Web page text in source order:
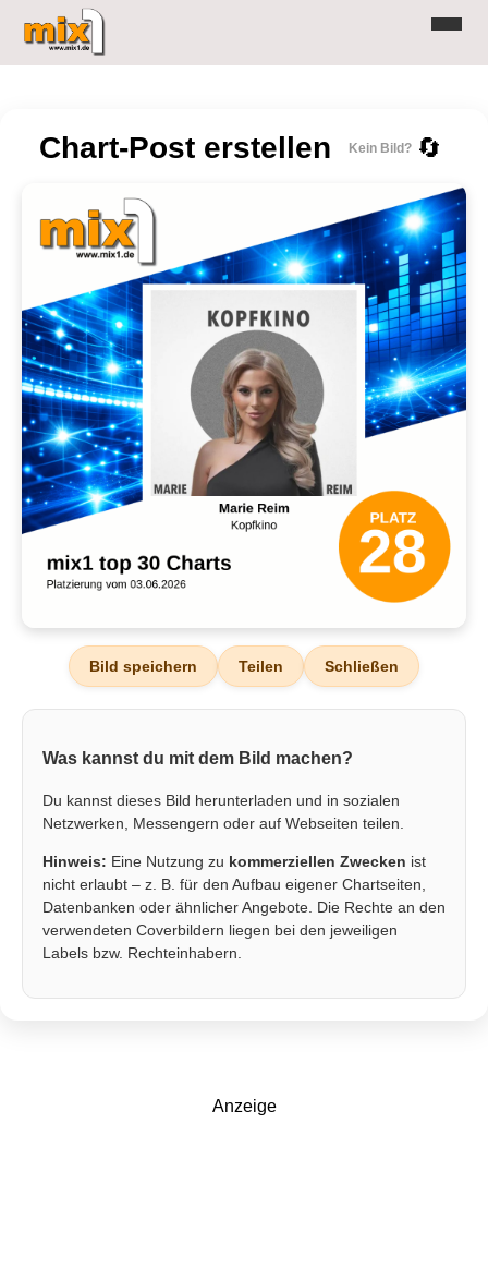
Chart-Post erstellen Kein Bild? 🔄
Bild speichern Teilen Schließen
Was kannst du mit dem Bild machen?
Du kannst dieses Bild herunterladen und in sozialen
Netzwerken, Messengern oder auf Webseiten teilen.
Hinweis: Eine Nutzung zu kommerziellen Zwecken ist
nicht erlaubt – z. B. für den Aufbau eigener Chartseiten,
Datenbanken oder ähnlicher Angebote. Die Rechte an den
verwendeten Coverbildern liegen bei den jeweiligen
Labels bzw. Rechteinhabern.
Anzeige